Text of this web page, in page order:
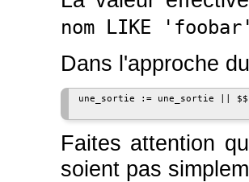
nom LIKE
Dans l'approche
une_sortie := une_sortie || $$
Faites attention
soient pas